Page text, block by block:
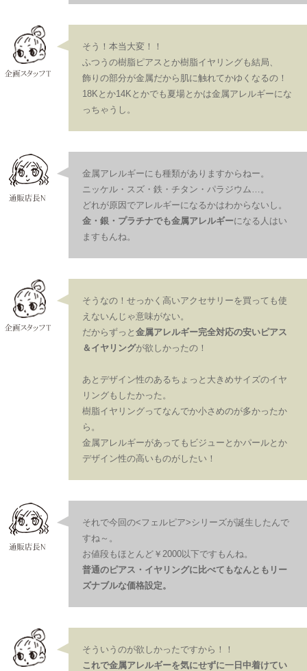
そう！本当大変！！
ふつうの樹脂ピアスとか樹脂イヤリングも結局、
飾りの部分が金属だから肌に触れてかゆくなるの！
18Kとか14Kとかでも夏場とかは金属アレルギーにな
っちゃうし。
金属アレルギーにも種類がありますからねー。
ニッケル・スズ・鉄・チタン・パラジウム…。
どれが原因でアレルギーになるかはわからないし。
金・銀・プラチナでも金属アレルギーになる人はい
ますもんね。
そうなの！せっかく高いアクセサリーを買っても使
えないんじゃ意味がない。
だからずっと 金属アレルギー完全対応の安いピアス
＆イヤリングが欲しかったの！
あとデザイン性のあるちょっと大きめサイズのイヤ
リングもしたかった。
樹脂イヤリングってなんでか小さめのが多かったか
ら。
金属アレルギーがあってもビジューとかパールとか
デザイン性の高いものがしたい！
それで今回の<フェルピア>シリーズが誕生したんで
すね～。
お値段もほとんど￥2000以下ですもんね。
普通のピアス・イヤリングに比べてもなんともリー
ズナブルな価格設定。
そういうのが欲しかったですから！！
これで金属アレルギーを気にせずに一日中着けてい